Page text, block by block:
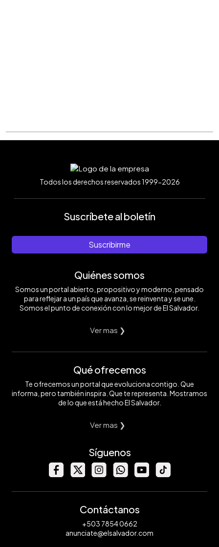
Todos los derechos reservados 1999-2026
Suscríbete al boletín
Suscribirme
Quiénes somos
Somos un portal abierto, propositivo y moderno, pensado
para reflejar a un país que avanza, se reinventa y se une.
Somos el punto de conexión con lo mejor de El Salvador.
Ver mas ❯
Qué ofrecemos
Te ofrecemos un portal que evoluciona contigo. Que
informa, pero también inspira. Que te representa. Mostramos
de lo que está hecho El Salvador.
Ver mas ❯
Síguenos
Contáctanos
+503 7854 0662
anunciate@elsalvador.com